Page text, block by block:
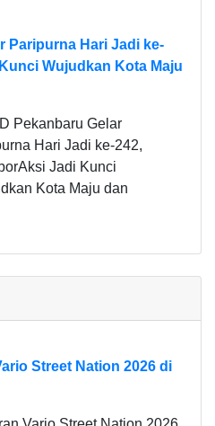
Paripurna Hari Jadi ke-
Wujudkan Kota Maju
Pekanbaru Gelar
Hari Jadi ke-242,
Jadi Kunci
Kota Maju dan
Street Nation 2026 di